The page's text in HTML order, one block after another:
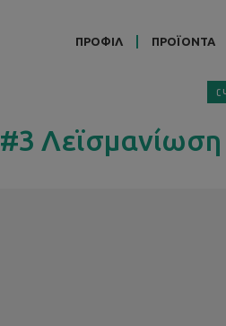
ΠΡΟΦΙΛ ΠΡΟΪΟΝΤΑ
#3 Λεϊσμανίωση